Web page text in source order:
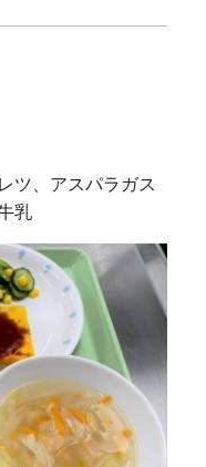
ツ、アスパラガス
乳